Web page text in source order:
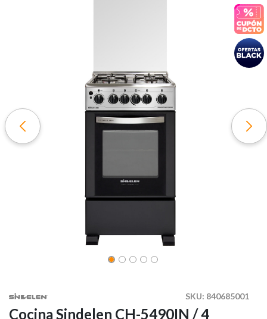
SKU: 840685001
Cocina Sindelen CH-5490IN / 4